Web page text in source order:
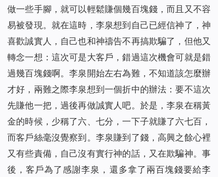
做一些手腳，就可以輕鬆賺個幾百塊錢，而且又不容
易被發現。就在這時，李泉想到自己已經信神了，神
喜歡誠實人，自己也和神禱告不再搞欺騙了，但他又
轉念一想：這次可是大客戶，錯過這次機會可就是錯
過幾百塊錢啊。李泉開始左右為難，不知道該怎麼辦
才好，兩難之際李泉想到一個折中的辦法：要不這次
先賺他一把，過後再做誠實人吧。於是，李泉在稱黃
金的時候，少稱了六、七分，一下子就賺了六七百，
而客戶絲毫沒覺察到。李泉賺到了錢，高興之餘心裡
又有些責備，自己沒有實行神的話，又在欺騙神。事
後，客戶為了感謝李泉，還多拿了兩百塊錢要給李